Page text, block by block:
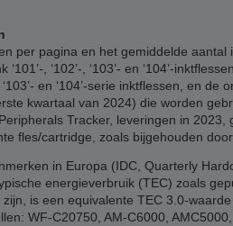
per pagina en het gemiddelde
, ‘102’-, ‘103’- en ‘104’-
en ‘104’-serie inktflessen, en
kwartaal van 2024) die worden
Tracker, leveringen in 2023,
fles/cartridge, zoals bijgehouden
in Europa (IDC, Quarterly
energieverbruik (TEC) zoals
is een equivalente TEC 3.0-
WF-C20750, AM-C6000,